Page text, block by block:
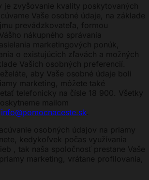
zvyšovanie kvality poskytovaných
Vaše osobné údaje, na základe
prevádzkovateľa, formou
nákupného správania
marketingových ponúk,
o existujúcich zľavách a možných
Vašich osobných preferencií.
aby Vaše osobné údaje boli
marketing, môžete také
telefonicky na čísle 18 900. Všetky
mailom
info@pomocnaceste.sk
osobných údajov na priamy
kedykoľvek počas využívania
, tak naša spoločnosť prestane Vaše
marketing, vrátane profilovania,